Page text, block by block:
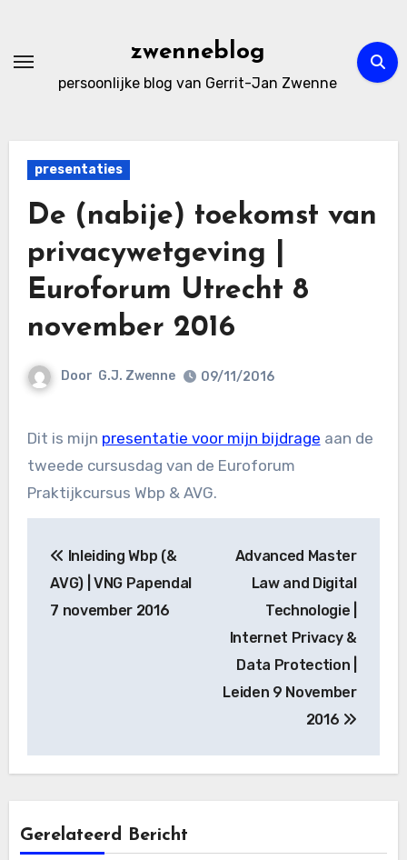
de
zwenneblog
persoonlijke blog van Gerrit-Jan Zwenne
presentaties
De (nabije) toekomst van
privacywetgeving |
Euroforum Utrecht 8
november 2016
Door G.J. Zwenne 09/11/2016
Dit is mijn presentatie voor mijn bijdrage aan de
tweede cursusdag van de Euroforum
Praktijkcursus Wbp & AVG.
navigatie
Inleiding Wbp (&
AVG) | VNG Papendal
7 november 2016
Advanced Master
Law and Digital
Technologie |
Internet Privacy &
Data Protection |
Leiden 9 November
2016
Gerelateerd Bericht